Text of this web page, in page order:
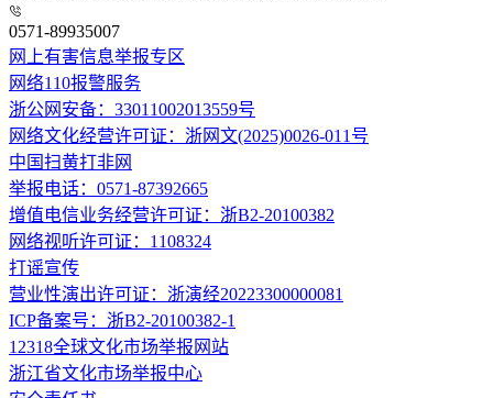
0571-89935007
网上有害信息举报专区
网络110报警服务
浙公网安备：33011002013559号
网络文化经营许可证：浙网文(2025)0026-011号
中国扫黄打非网
举报电话：0571-87392665
增值电信业务经营许可证：浙B2-20100382
网络视听许可证：1108324
打谣宣传
营业性演出许可证：浙演经20223300000081
ICP备案号：浙B2-20100382-1
12318全球文化市场举报网站
浙江省文化市场举报中心